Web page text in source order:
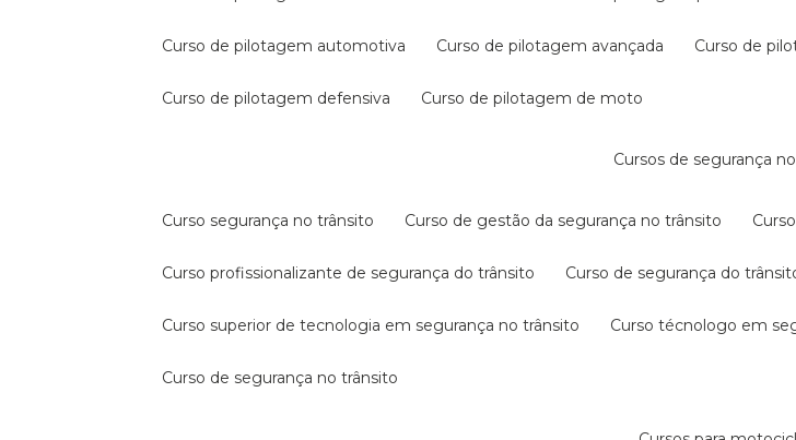
curso de pilotagem automotiva curso de pilotagem avançada curso de
curso de pilotagem defensiva curso de pilotagem de moto
cursos de segurança
curso segurança no trânsito curso de gestão da segurança no trânsito
curso profissionalizante de segurança do trânsito curso de segurança do
curso superior de tecnologia em segurança no trânsito curso técnologo em
curso de segurança no trânsito